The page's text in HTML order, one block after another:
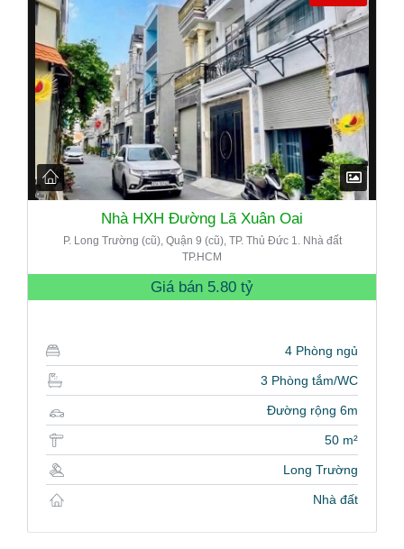
Nhà HXH Đường Lã Xuân Oai
P. Long Trường (cũ), Quận 9 (cũ), TP. Thủ Đức 1. Nhà đất
TP.HCM
Giá bán 5.80 tỷ
4 Phòng ngủ
3 Phòng tắm/WC
Đường rộng 6m
50 m²
Long Trường
Nhà đất